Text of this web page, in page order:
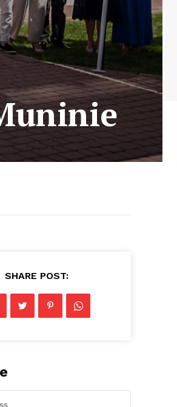
SHARE POST: